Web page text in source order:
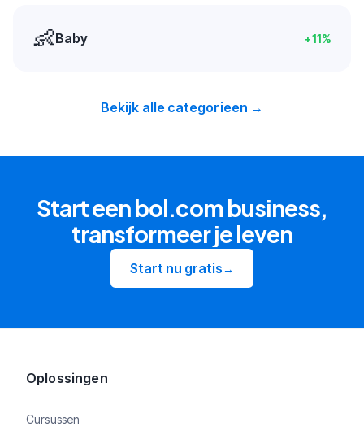
👶Baby +11%
Bekijk alle categorieen →
Start een bol.com business,
transformeer je leven
Start nu gratis→
Oplossingen
Cursussen